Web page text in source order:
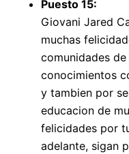
Puesto 15:
Giovani Jared
muchas
comunidades
conocimientos
y tambien por
educacion de
felicidades por
adelante, sigan